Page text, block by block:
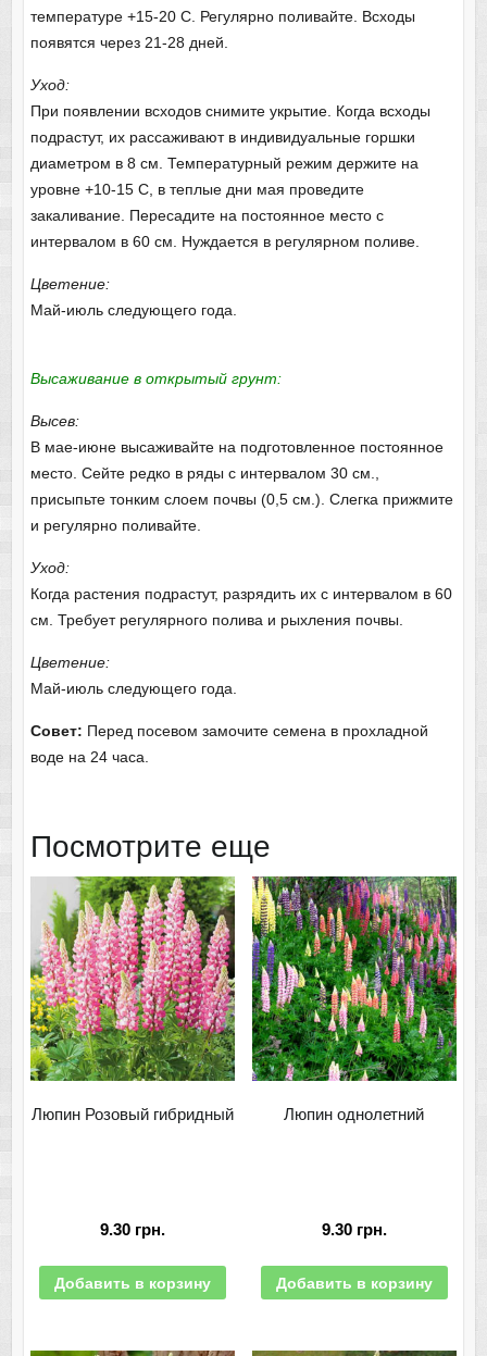
температуре +15-20 С. Регулярно поливайте. Всходы
появятся через 21-28 дней.
Уход:
При появлении всходов снимите укрытие. Когда всходы
подрастут, их рассаживают в индивидуальные горшки
диаметром в 8 см. Температурный режим держите на
уровне +10-15 С, в теплые дни мая проведите
закаливание. Пересадите на постоянное место с
интервалом в 60 см. Нуждается в регулярном поливе.
Цветение:
Май-июль следующего года.
Высаживание в открытый грунт:
Высев:
В мае-июне высаживайте на подготовленное постоянное
место. Сейте редко в ряды с интервалом 30 см.,
присыпьте тонким слоем почвы (0,5 см.). Слегка прижмите
и регулярно поливайте.
Уход:
Когда растения подрастут, разрядить их с интервалом в 60
см. Требует регулярного полива и рыхления почвы.
Цветение:
Май-июль следующего года.
Совет: Перед посевом замочите семена в прохладной
воде на 24 часа.
Посмотрите еще
Люпин Розовый гибридный
9.30 грн.
Добавить в корзину
Люпин однолетний
9.30 грн.
Добавить в корзину